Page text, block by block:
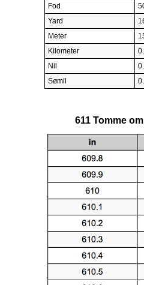
Fod
Yard
Meter
Kilometer
Nil
Sømil
611 Tomme